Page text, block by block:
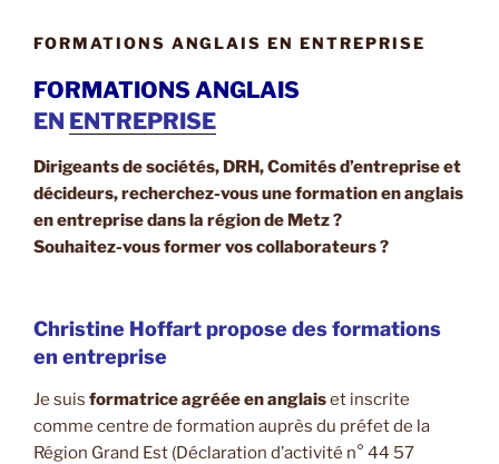
FORMATIONS ANGLAIS EN ENTREPRISE
FORMATIONS ANGLAIS
EN ENTREPRISE
Dirigeants de sociétés, DRH, Comités d’entreprise et
décideurs, recherchez-vous une formation en anglais
en entreprise dans la région de Metz ?
Souhaitez-vousformer vos collaborateurs ?
Christine Hoffart propose des formations
en entreprise
Je suis formatrice agréée en anglaiset inscrite
comme centre de formation auprès du préfet de la
Région Grand Est (Déclaration d’activité n° 44 57